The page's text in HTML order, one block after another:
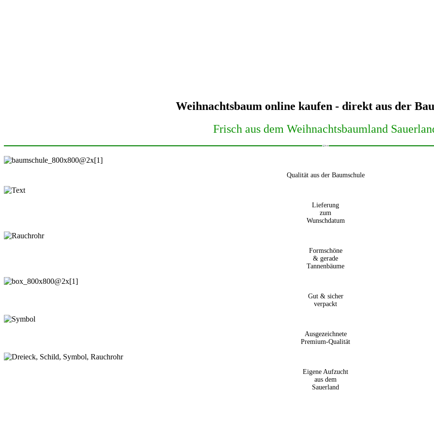
Weihnachtsbaum online kaufen - direkt aus der
Frisch aus dem Weihnachtsbaumland
Qualität aus der Baumschule
Lieferung
zum
Wunschdatum
Formschöne
& gerade
Tannenbäume
Gut & sicher
verpackt
Ausgezeichnete
Premium-Qualität
Eigene Aufzucht
aus dem
Sauerland